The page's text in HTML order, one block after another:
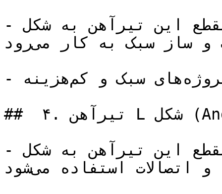
- توضیح: مقطع این تیرآهن به شکل C است و برای
استفاده در سیستم‌های ساخت و ساز سبک به کار می‌رود.
- ویژگی‌ها: مناسب برای پروژه‌های سبک و کم‌هزینه.
##  ۴. تیرآهن L شکل (Angle Iron)
- توضیح: مقطع این تیرآهن به شکل L است و معمولاً برای
تقویت سازه‌ها و اتصالات استفاده می‌شود.